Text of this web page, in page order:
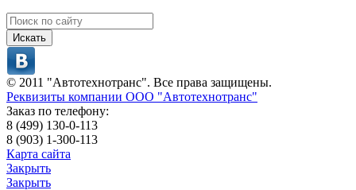
Искать
© 2011 "Автотехнотранс". Все права защищены.
Реквизиты компании ООО "Автотехнотранс"
Заказ по телефону:
8 (499) 130-0-113
8 (903) 1-300-113
Карта сайта
Закрыть
Закрыть